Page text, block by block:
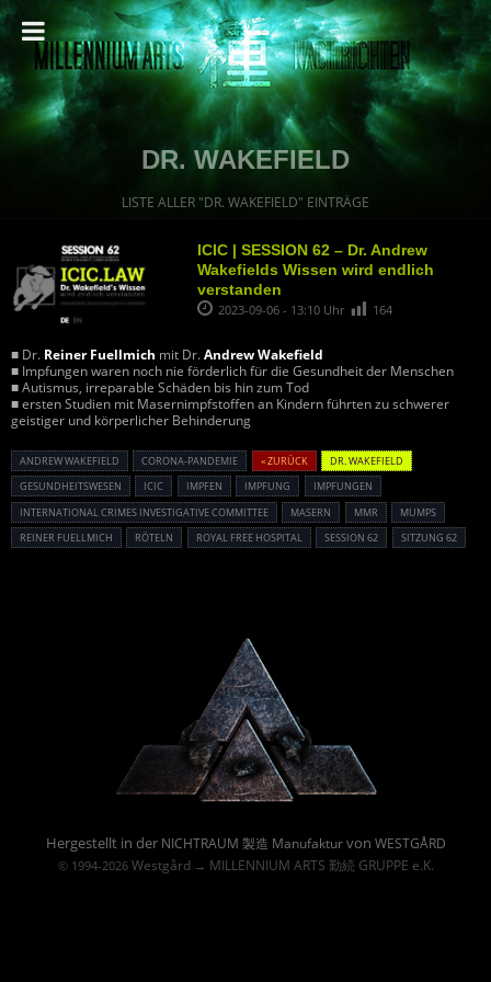
DR. WAKEFIELD
LISTE ALLER "DR. WAKEFIELD" EINTRÄGE
ICIC | SESSION 62 – Dr. Andrew
Wakefields Wissen wird endlich
verstanden
2023-09-06 - 13:10 Uhr 164
■ Dr. Reiner Fuellmich mit Dr.Andrew Wakefield
■ Impfungen waren noch nie förderlich für die Gesundheit der Menschen
■ Autismus, irreparable Schäden bis hin zum Tod
■ ersten Studien mit Masernimpfstoffen an Kindern führten zu schwerer
geistiger und körperlicher Behinderung
ANDREW WAKEFIELD CORONA-PANDEMIE « ZURÜCK
DR. WAKEFIELD
GESUNDHEITSWESEN
ICIC IMPFEN IMPFUNG
IMPFUNGEN
INTERNATIONAL CRIMES INVESTIGATIVE COMMITTEE
MASERN MMR
MUMPS
REINER FUELLMICH
RÖTELN ROYAL FREE HOSPITAL SESSION 62 SITZUNG 62
Hergestellt in der NICHTRAUM 製造 Manufakturvon WESTGÅRD
© 1994-2026 Westgård→ MILLENNIUM ARTS 勤続 GRUPPE e.K.
Powered By :